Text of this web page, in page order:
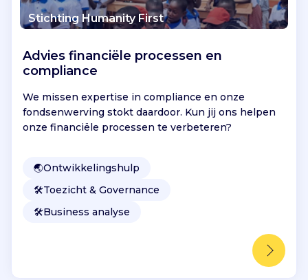
Stichting Humanity First
Advies financiële processen en
compliance
We missen expertise in compliance en onze
fondsenwerving stokt daardoor. Kun jij ons helpen
onze financiële processen te verbeteren?
🌏Ontwikkelingshulp
🛠️Toezicht & Governance
🛠️Business analyse